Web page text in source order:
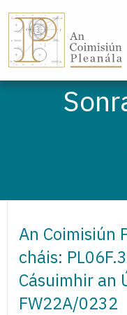
An Coimisiún
cháis:
Cásuimhir an
FW22A/0232